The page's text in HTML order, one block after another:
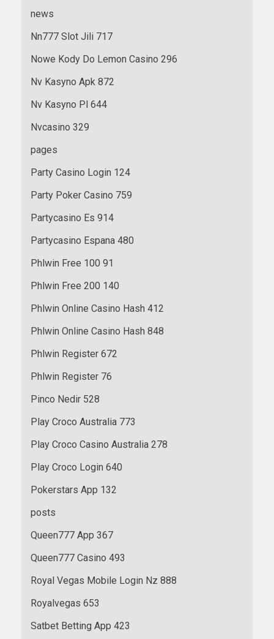
news
Nn777 Slot Jili 717
Nowe Kody Do Lemon Casino 296
Nv Kasyno Apk 872
Nv Kasyno Pl 644
Nvcasino 329
pages
Party Casino Login 124
Party Poker Casino 759
Partycasino Es 914
Partycasino Espana 480
Phlwin Free 100 91
Phlwin Free 200 140
Phlwin Online Casino Hash 412
Phlwin Online Casino Hash 848
Phlwin Register 672
Phlwin Register 76
Pinco Nedir 528
Play Croco Australia 773
Play Croco Casino Australia 278
Play Croco Login 640
Pokerstars App 132
posts
Queen777 App 367
Queen777 Casino 493
Royal Vegas Mobile Login Nz 888
Royalvegas 653
Satbet Betting App 423